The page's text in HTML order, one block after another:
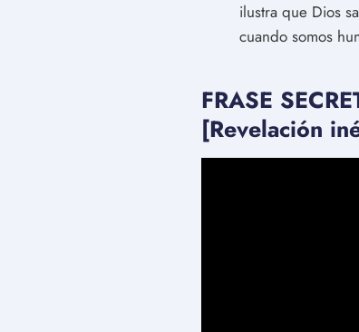
ilustra que Dios
cuando somos
FRASE
[Revelación